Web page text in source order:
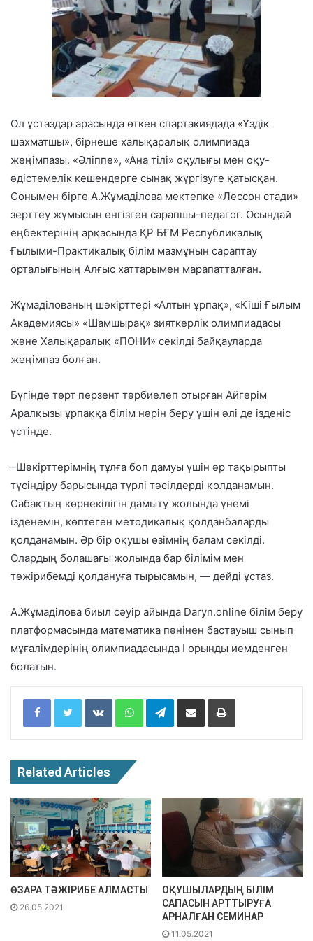
Ол ұстаздар арасында өткен спартакиядада «Үздік
шахматшы», бірнеше халықаралық олимпиада
жеңімпазы. «Әліппе», «Ана тілі» оқулығы мен оқу-
әдістемелік кешендерге сынақ жүргізуге қатысқан.
Сонымен бірге А.Жұмаділова мектепке «Лессон стади»
зерттеу жұмысын енгізген сарапшы-педагог. Осындай
еңбектерінің арқасында ҚР БҒМ Республикалық
Ғылыми-Практикалық білім мазмұнын сараптау
орталығының Алғыс хаттарымен марапатталған.
Жұмаділованың шәкірттері «Алтын ұрпақ», «Кіші Ғылым
Академиясы» «Шамшырақ» зияткерлік олимпиадасы
және Халықаралық «ПОНИ» секілді байқауларда
жеңімпаз болған.
Бүгінде төрт перзент тәрбиелеп отырған Айгерім
Аралқызы ұрпаққа білім нәрін беру үшін әлі де ізденіс
үстінде.
–Шәкірттерімнің тұлға боп дамуы үшін әр тақырыпты
түсіндіру барысында түрлі тәсілдерді қолданамын.
Сабақтың көрнекілігін дамыту жолында үнемі
ізденемін, көптеген методикалық қолданбаларды
қолданамын. Әр бір оқушы өзімнің балам секілді.
Олардың болашағы жолында бар білімім мен
тәжірибемді қолдануға тырысамын, — дейді ұстаз.
А.Жұмаділова биыл сәуір айында Daryn.online білім беру
платформасында математика пәнінен бастауыш сынып
мұғалімдерінің олимпиадасында І орынды иемденген
болатын.
Facebook Twitter VKontakte WhatsApp Telegram
Related Articles
ӨЗАРА ТӘЖІРИБЕ АЛМАСТЫ
26.05.2021
ОҚУШЫЛАРДЫҢ БІЛІМ
САПАСЫН АРТТЫРУҒА
АРНАЛҒАН СЕМИНАР
11.05.2021